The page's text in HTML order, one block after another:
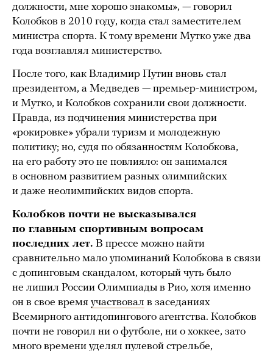
должности, мне хорошо знакомы», — говорил
Колобков в 2010 году, когда стал заместителем
министра спорта. К тому времени Мутко уже два
года возглавлял министерство.
После того, как Владимир Путин вновь стал
президентом, а Медведев — премьер-министром,
и Мутко, и Колобков сохранили свои должности.
Правда, из подчинения министерства при
«рокировке» убрали туризм и молодежную
политику; но, судя по обязанностям Колобкова,
на его работу это не повлияло: он занимался
в основном развитием разных олимпийских
и даже неолимпийских видов спорта.
Колобков почти не высказывался
по главным спортивным вопросам
последних лет. В прессе можно найти
сравнительно мало упоминаний Колобкова в связи
с допинговым скандалом, который чуть было
не лишил России Олимпиады в Рио, хотя именно
он в свое время участвовал в заседаниях
Всемирного антидопингового агентства. Колобков
почти не говорил ни о футболе, ни о хоккее, зато
много времени уделял пулевой стрельбе,